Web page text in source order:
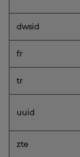
dwsid
fr
tr
uuid
zte